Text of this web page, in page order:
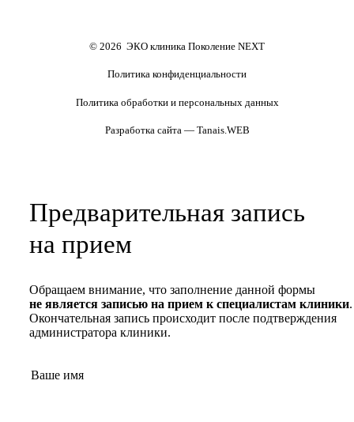
© 2026 ЭКО клиника Поколение NEXT
Политика конфиденциальности
Политика обработки и персональных данных
Разработка сайта — Tanais.WEB
Предварительная запись
на прием
Обращаем внимание, что заполнение данной формы
не является записью на прием к специалистам клиники.
Окончательная запись происходит после подтверждения
администратора клиники.